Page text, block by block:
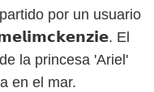
por un usuario
El
la princesa 'Ariel'
en el mar.